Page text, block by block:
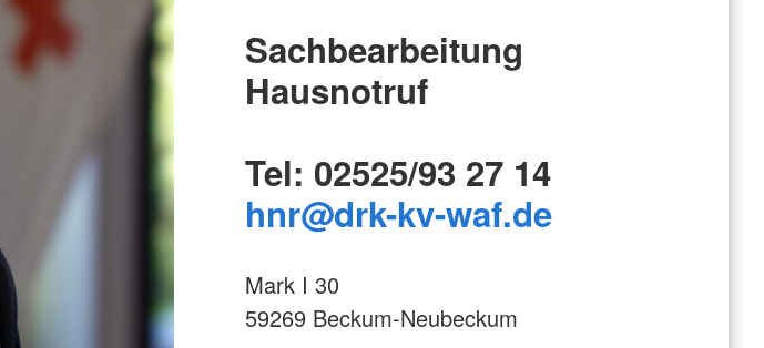
Sachbearbeitung
Hausnotruf
Tel: 02525/93 27 14
hnr@drk-kv-waf.de
Mark I 30
59269 Beckum-Neubeckum